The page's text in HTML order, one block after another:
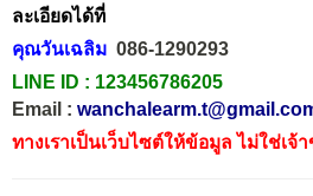
ละเอียดได้ที่
คุณวันเฉลิม 086-1290293
LINE ID : 123456786205
Email :
ทางเราเป็นเว็บไซต์ให้ข้อมูล ไม่ใช่เจ้